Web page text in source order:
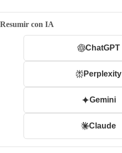
Resumir con IA
ChatGPT
Perplexity
Gemini
Claude